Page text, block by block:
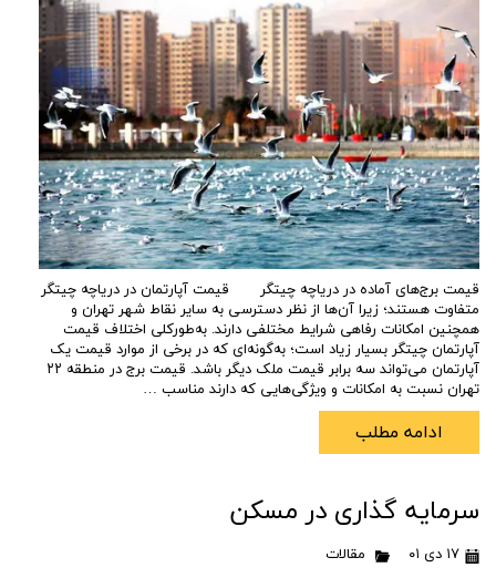
قیمت برج‌های آماده در دریاچه چیتگر قیمت آپارتمان در دریاچه چیتگر
متفاوت هستند؛ زیرا آن‌ها از نظر دسترسی به سایر نقاط شهر تهران و
همچنین امکانات رفاهی شرایط مختلفی دارند. به‌طورکلی اختلاف قیمت
آپارتمان چیتگر بسیار زیاد است؛ به‌گونه‌ای که در برخی از موارد قیمت یک
آپارتمان می‌تواند سه برابر قیمت ملک دیگر باشد. قیمت برج در منطقه ۲۲
تهران نسبت به امکانات و ویژگی‌هایی که دارند مناسب …
ادامه مطلب
سرمایه گذاری در مسکن
۱۷ دی ۰۱ مقالات